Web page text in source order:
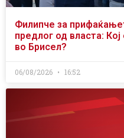
Филипче за
предлог од власта:
во Брисел?
06/08/2026 16:52